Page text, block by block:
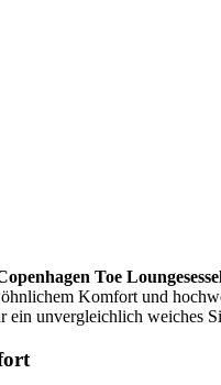
Toe
Komfort und
ein unvergleichlich weiches